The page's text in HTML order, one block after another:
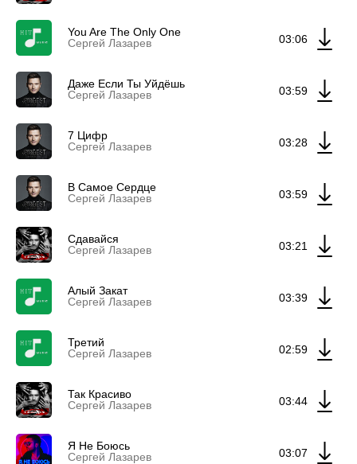
You Are The Only One
Сергей Лазарев
03:06
Даже Если Ты Уйдёшь
Сергей Лазарев
03:59
7 Цифр
Сергей Лазарев
03:28
В Самое Сердце
Сергей Лазарев
03:59
Сдавайся
Сергей Лазарев
03:21
Алый Закат
Сергей Лазарев
03:39
Третий
Сергей Лазарев
02:59
Так Красиво
Сергей Лазарев
03:44
Я Не Боюсь
Сергей Лазарев
03:07